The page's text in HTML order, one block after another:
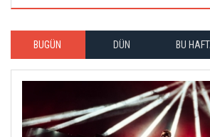
BUGÜN DÜN BU